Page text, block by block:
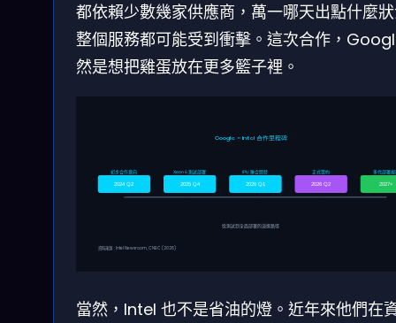
都依賴少數幾家供應商，萬一哪天出點什麼
整個服務都可能受到衝擊。這次合作，
然是想把雞蛋放在更多籃子裡。
2024 Q2
初步合作意向
2025 Q4
Xeon 6 測試部署
2026 Q1
IPU 聯合開發
2026 Q2
正式簽約
2027+
多代部署規
Google × Intel 合作里程碑
從測試到全面部署的演進路徑
資料來源：Intel Newsroom, CNBC (2026)
當然，Intel 也不是省油的燈。近年來他們在